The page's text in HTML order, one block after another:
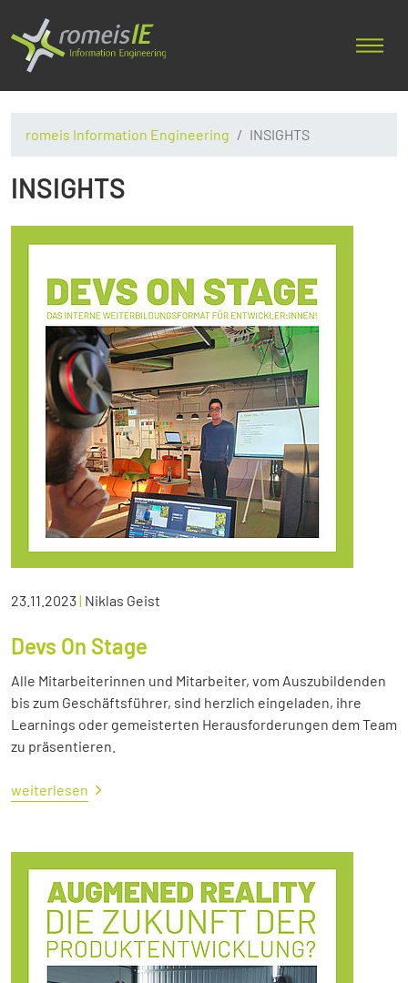
romeis Information Engineering INSIGHTS
INSIGHTS
23.11.2023| Niklas Geist
Devs On Stage
Alle Mitarbeiterinnen und Mitarbeiter, vom Auszubildenden
bis zum Geschäftsführer, sind herzlich eingeladen, ihre
Learnings oder gemeisterten Herausforderungen dem Team
zu präsentieren.
weiterlesen